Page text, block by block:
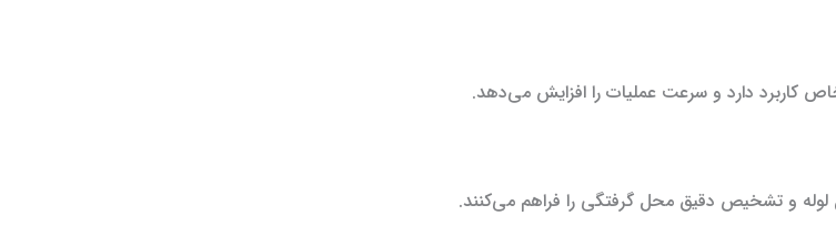
کاربرد دارد و سرعت عملیات را افزایش می‌دهد.
و تشخیص دقیق محل گرفتگی را فراهم می‌کنند.